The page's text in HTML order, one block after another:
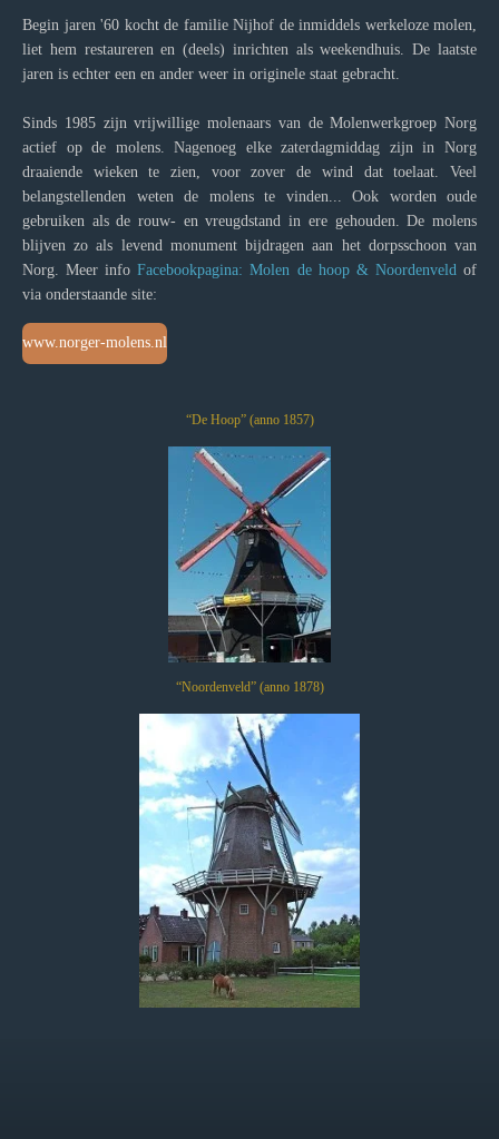
Begin jaren '60 kocht de familie Nijhof de inmiddels werkeloze molen,
liet hem restaureren en (deels) inrichten als weekendhuis. De laatste
jaren is echter een en ander weer in originele staat gebracht.
Sinds 1985 zijn vrijwillige molenaars van de Molenwerkgroep Norg
actief op de molens. Nagenoeg elke zaterdagmiddag zijn in Norg
draaiende wieken te zien, voor zover de wind dat toelaat. Veel
belangstellenden weten de molens te vinden... Ook worden oude
gebruiken als de rouw- en vreugdstand in ere gehouden. De molens
blijven zo als levend monument bijdragen aan het dorpsschoon van
Norg. Meer infoFacebookpagina: Molen de hoop & Noordenveldof
via onderstaande site:
www.norger-molens.nl
“De Hoop” (anno 1857)
“Noordenveld” (anno 1878)